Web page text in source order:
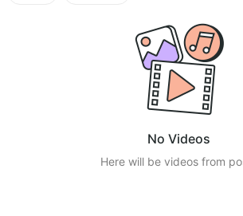
No Videos
Here will be videos from